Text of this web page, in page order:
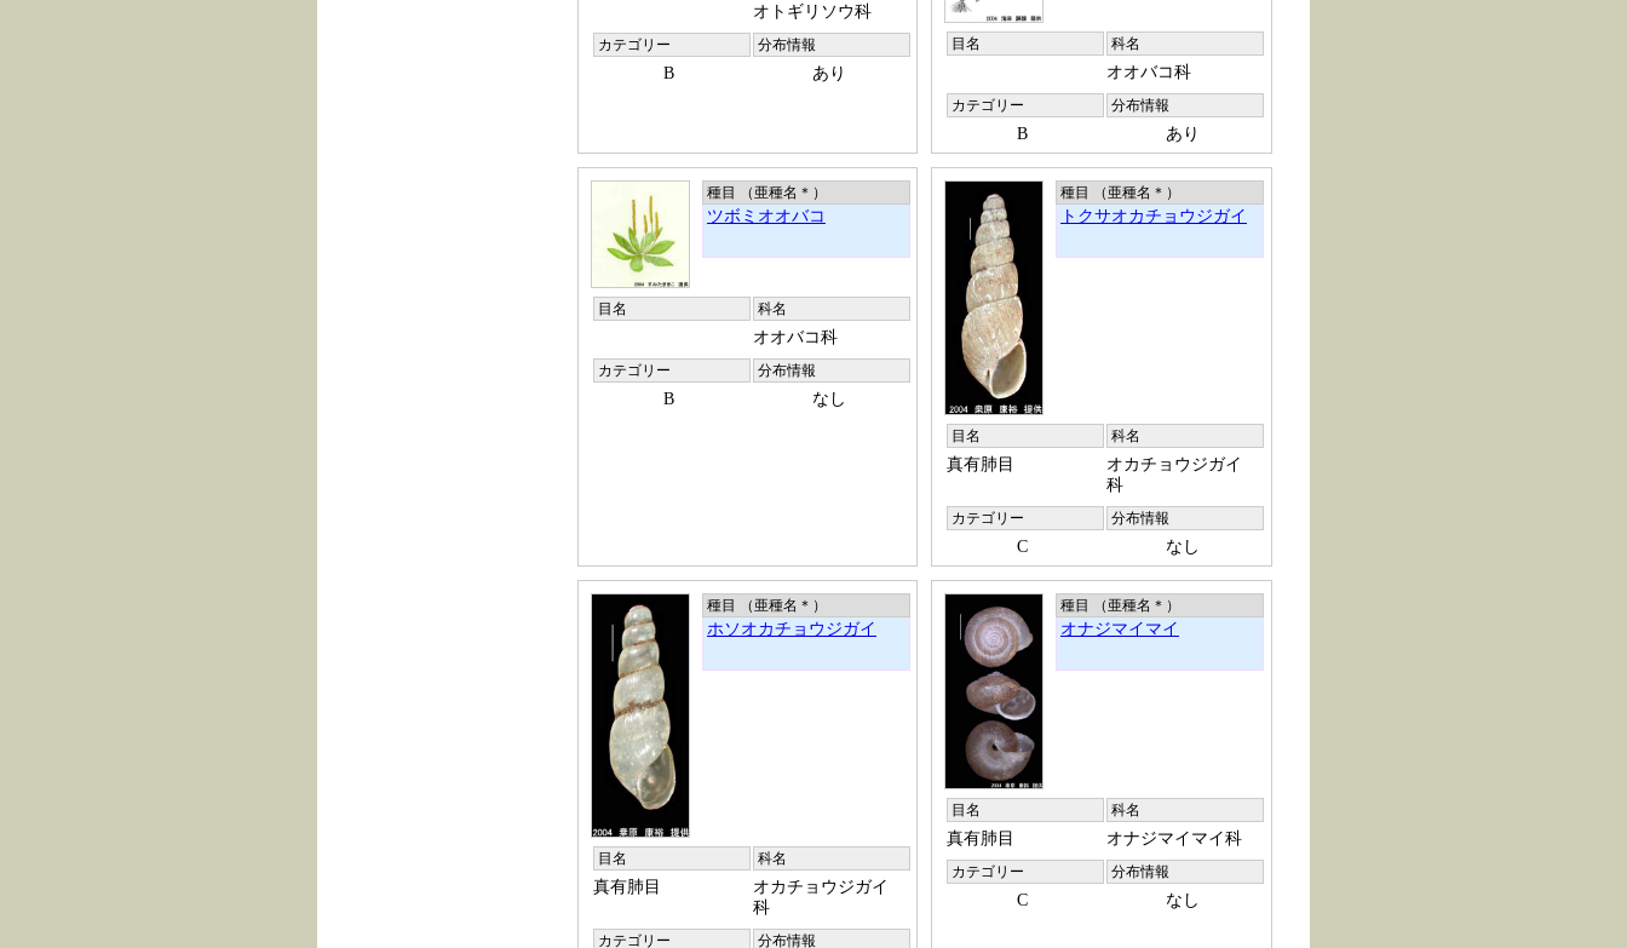
オトギリソウ科
カテゴリー
B
分布情報
あり
目名 科名
オオバコ科
カテゴリー
B
分布情報
あり
種目 （亜種名 ＊ ）
ツボミオオバコ
目名 科名
オオバコ科
カテゴリー
B
分布情報
なし
種目 （亜種名 ＊ ）
トクサオカチョウジガイ
目名
真有肺目
科名
オカチョウジガイ
科
カテゴリー
C
分布情報
なし
種目 （亜種名 ＊ ）
ホソオカチョウジガイ
目名
真有肺目
科名
オカチョウジガイ
科
カテゴリー 分布情報
種目 （亜種名 ＊ ）
オナジマイマイ
目名
真有肺目
科名
オナジマイマイ科
カテゴリー
C
分布情報
なし